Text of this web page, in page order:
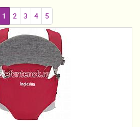
1 2 3 4 5